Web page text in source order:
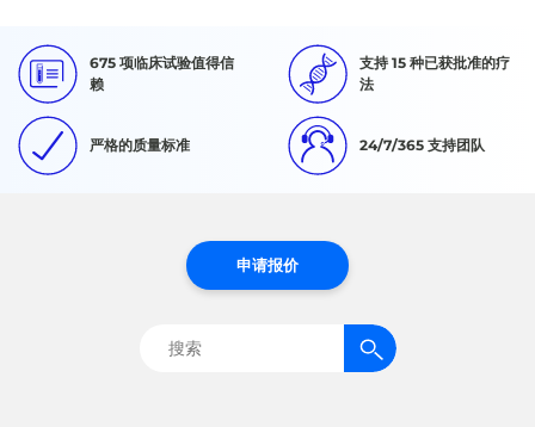
675 项临床试验值得信
赖
支持 15 种已获批准的疗
法
严格的质量标准 24/7/365 支持团队
申请报价
搜